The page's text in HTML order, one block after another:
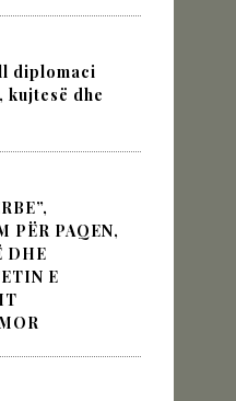
SË
diplomaci
kujtesë dhe
PËR PAQEN,
DHE
E